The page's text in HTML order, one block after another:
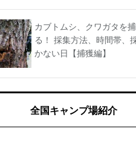
カブトムシ、クワガタを捕
る！ 採集方法、時間帯、
かない日【捕獲編】
全国キャンプ場紹介